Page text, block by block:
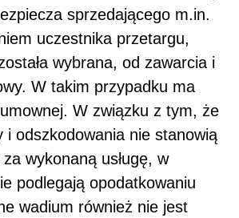
sprzedającego m.in.
uczestnika przetargu,
wybrana, od zawarcia i
W takim przypadku ma
W związku z tym, że
i odszkodowania nie stanowią
wykonaną usługę, w
podlegają opodatkowaniu
wadium również nie jest